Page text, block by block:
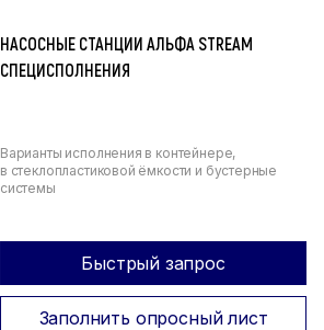
НАСОСНЫЕ СТАНЦИИ АЛЬФА STREAM
СПЕЦИСПОЛНЕНИЯ
Варианты исполнения в контейнере,
в стеклопластиковой ёмкости и бустерные
системы
Быстрый запрос
Заполнить опросный лист